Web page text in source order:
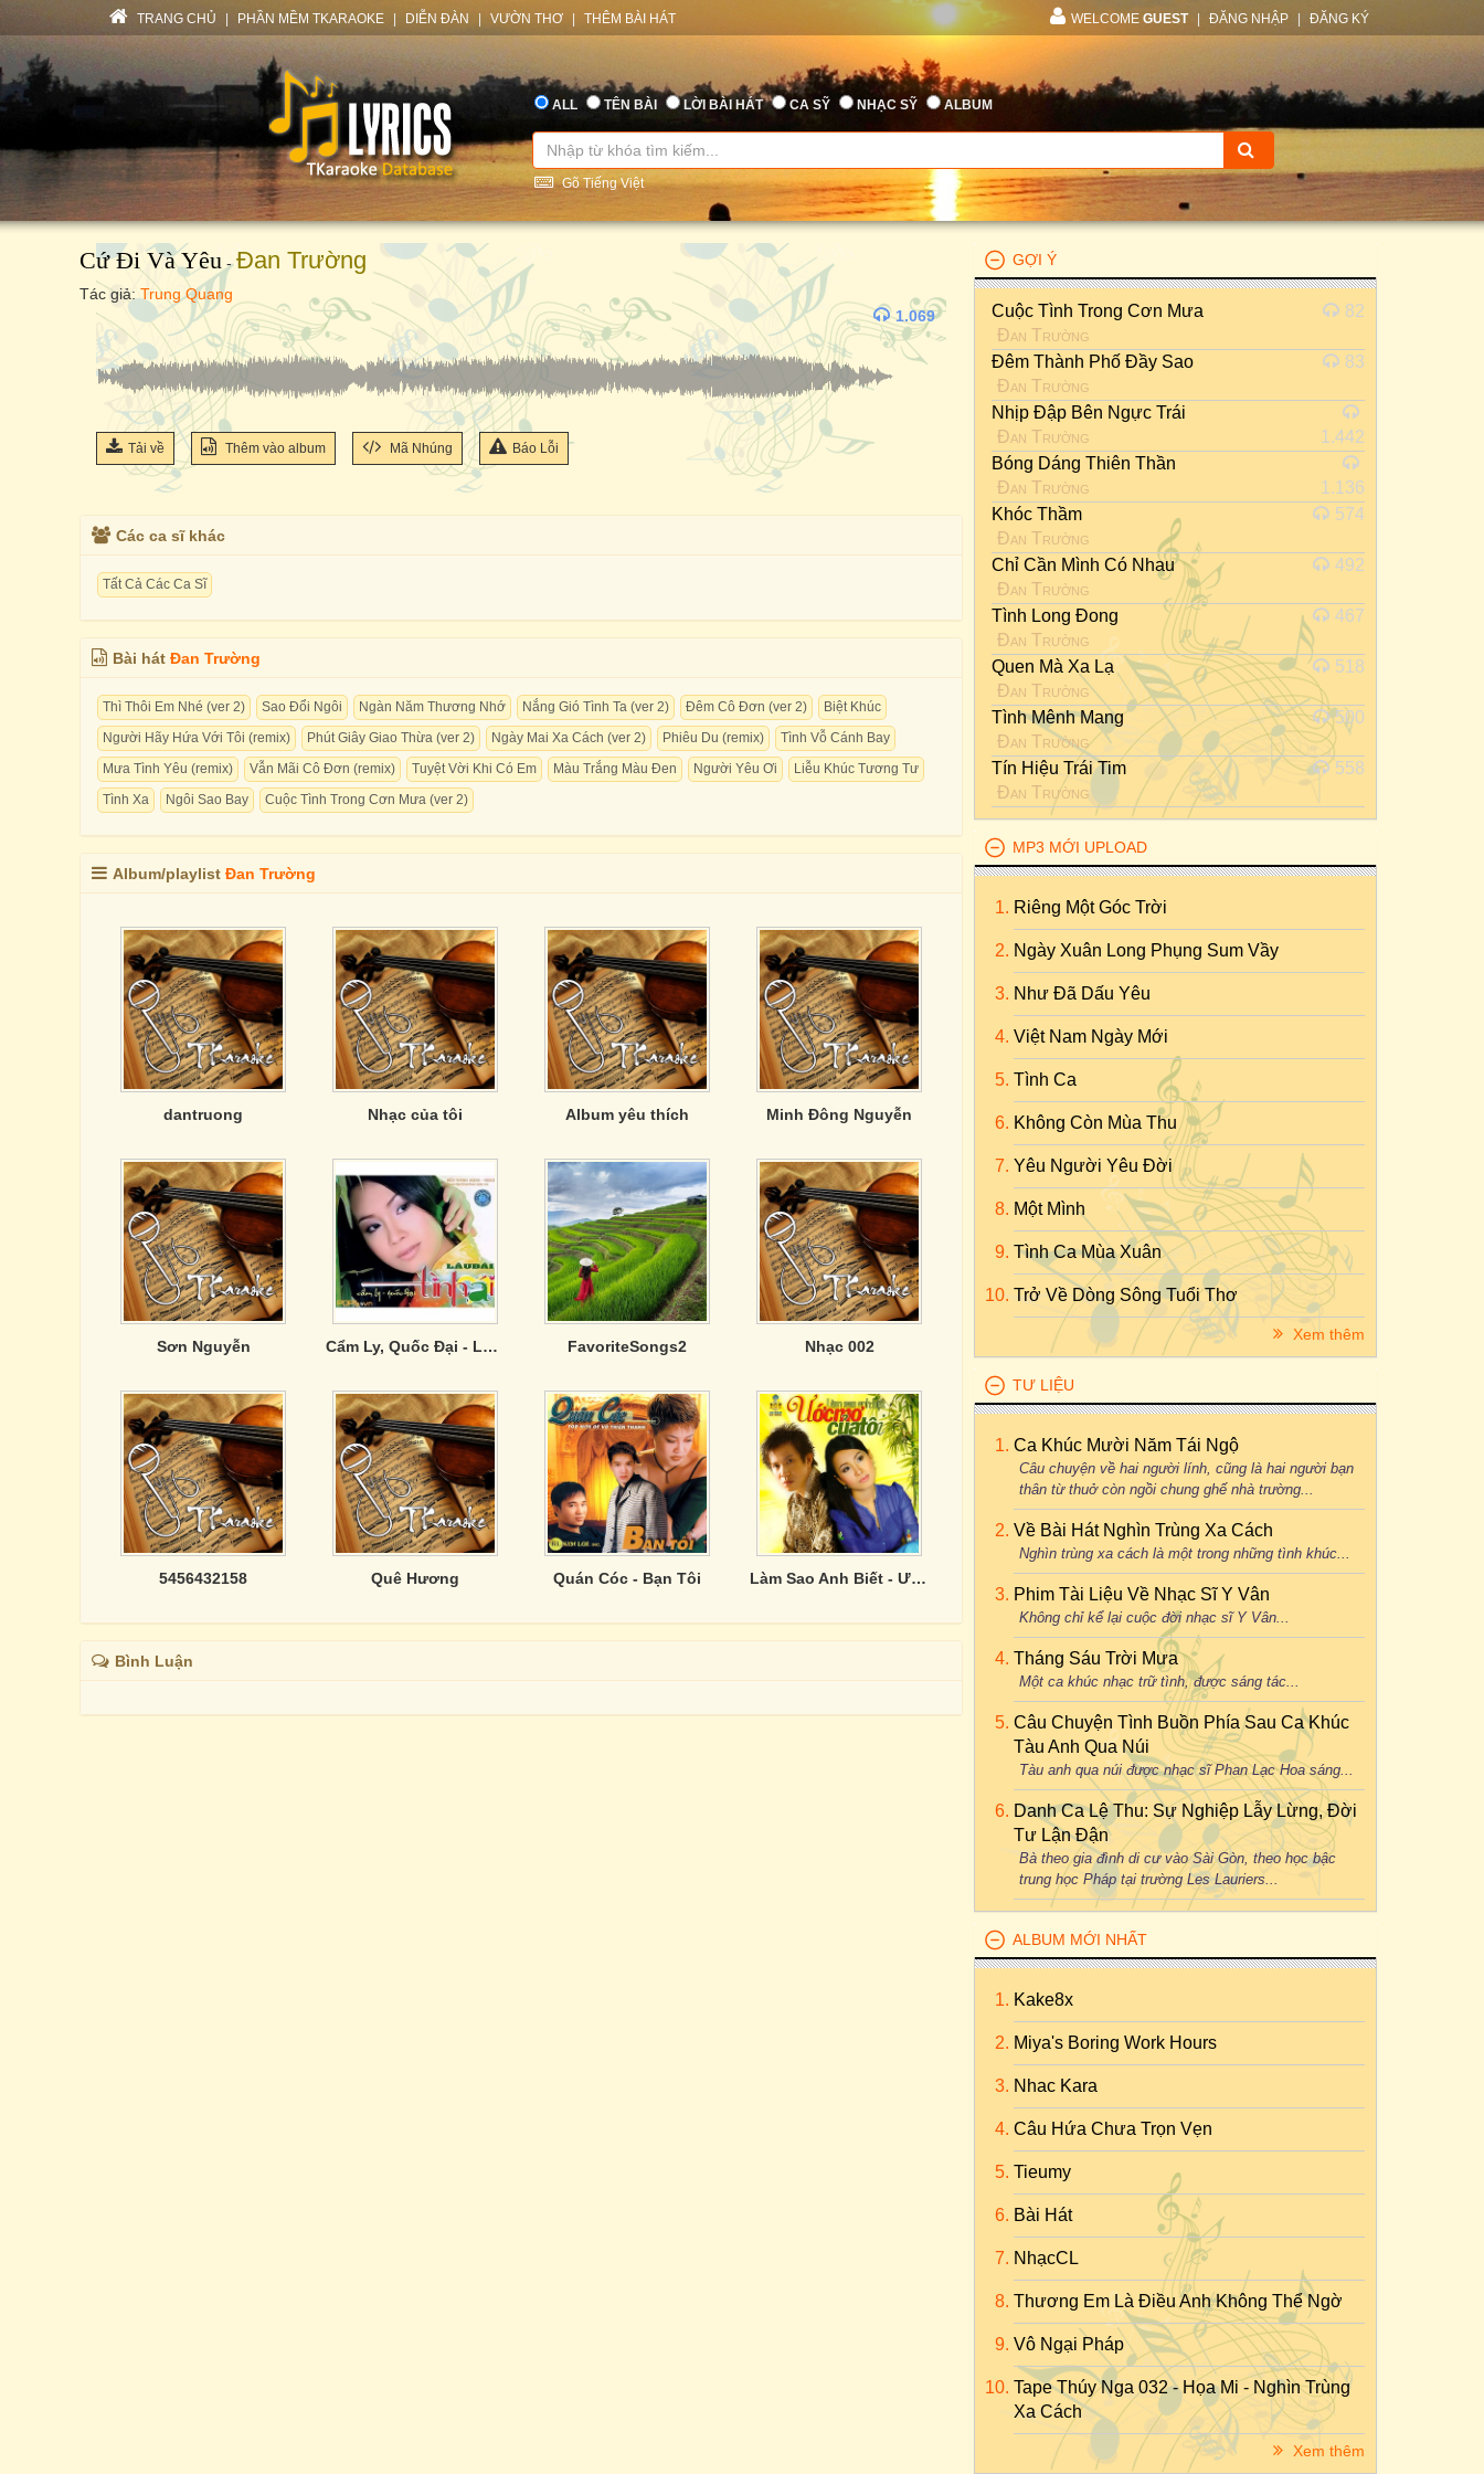
TRANG CHỦ PHẦN MỀM TKARAOKE DIỄN ĐÀN VƯỜN THƠ THÊM BÀI HÁT WELCOME GUEST ĐĂNG NHẬP ĐĂNG KÝ
ALL TÊN BÀI LỜI BÀI HÁT CA SỸ NHẠC SỸ ALBUM
Gõ Tiếng Việt
Cứ Đi Và Yêu -Đan Trường
Tác giả: Trung Quang
1.069
Tải về Thêm vào album Mã Nhúng Báo Lỗi
Các ca sĩ khác
Tất Cả Các Ca Sĩ
Bài hát Đan Trường
Thì Thôi Em Nhé (ver 2) Sao Đổi Ngôi Ngàn Năm Thương Nhớ Nắng Gió Tình Ta (ver 2) Đêm Cô Đơn (ver 2)
Biệt Khúc
Người Hãy Hứa Với Tôi (remix)
Phút Giây Giao Thừa (ver 2) Ngày Mai Xa Cách (ver 2) Phiêu Du (remix)
Tình Vỗ Cánh Bay
Mưa Tình Yêu (remix)
Vẫn Mãi Cô Đơn (remix) Tuyệt Vời Khi Có Em Màu Trắng Màu Đen Người Yêu Ơi
Liễu Khúc Tương Tư
Tình Xa
Ngôi Sao Bay Cuộc Tình Trong Cơn Mưa (ver 2)
Album/playlist Đan Trường
dantruong Nhạc của tôi Album yêu thích Minh Đông Nguyễn
Sơn Nguyễn Cẩm Ly, Quốc Đại - Lâu Đài Tình Ái FavoriteSongs2 Nhạc 002
5456432158 Quê Hương Quán Cóc - Bạn Tôi Làm Sao Anh Biết - Ước Mơ Của Tôi
Bình Luận
GỢI Ý
Cuộc Tình Trong Cơn Mưa
Đan Trường
82
Đêm Thành Phố Đầy Sao
Đan Trường
83
Nhịp Đập Bên Ngực Trái
Đan Trường
1.442
Bóng Dáng Thiên Thần
Đan Trường
1.136
Khóc Thầm
Đan Trường
574
Chỉ Cần Mình Có Nhau
Đan Trường
492
Tình Long Đong
Đan Trường
467
Quen Mà Xa Lạ
Đan Trường
518
Tình Mênh Mang
Đan Trường
500
Tín Hiệu Trái Tim
Đan Trường
558
MP3 MỚI UPLOAD
Riêng Một Góc Trời
Ngày Xuân Long Phụng Sum Vầy
Như Đã Dấu Yêu
Việt Nam Ngày Mới
Tình Ca
Không Còn Mùa Thu
Yêu Người Yêu Đời
Một Mình
Tình Ca Mùa Xuân
Trở Về Dòng Sông Tuổi Thơ
Xem thêm
TƯ LIỆU
Ca Khúc Mười Năm Tái Ngộ
Câu chuyện về hai người lính, cũng là hai người bạn
thân từ thuở còn ngồi chung ghế nhà trường...
Về Bài Hát Nghìn Trùng Xa Cách
Nghìn trùng xa cách là một trong những tình khúc...
Phim Tài Liệu Về Nhạc Sĩ Y Vân
Không chỉ kể lại cuộc đời nhạc sĩ Y Vân...
Tháng Sáu Trời Mưa
Một ca khúc nhạc trữ tình, được sáng tác...
Câu Chuyện Tình Buồn Phía Sau Ca Khúc
Tàu Anh Qua Núi
Tàu anh qua núi được nhạc sĩ Phan Lạc Hoa sáng...
Danh Ca Lệ Thu: Sự Nghiệp Lẫy Lừng, Đời
Tư Lận Đận
Bà theo gia đình di cư vào Sài Gòn, theo học bậc
trung học Pháp tại trường Les Lauriers...
ALBUM MỚI NHẤT
Kake8x
Miya's Boring Work Hours
Nhac Kara
Câu Hứa Chưa Trọn Vẹn
Tieumy
Bài Hát
NhạcCL
Thương Em Là Điều Anh Không Thể Ngờ
Vô Ngại Pháp
Tape Thúy Nga 032 - Họa Mi - Nghìn Trùng
Xa Cách
Xem thêm